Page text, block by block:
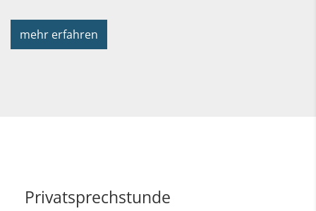
mehr erfahren
Privatsprechstunde